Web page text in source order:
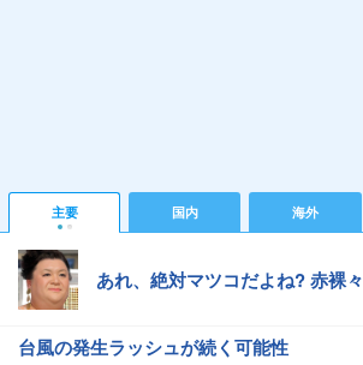
主要 国内 海外
あれ、絶対マツコだよね? 赤裸々
台風の発生ラッシュが続く可能性